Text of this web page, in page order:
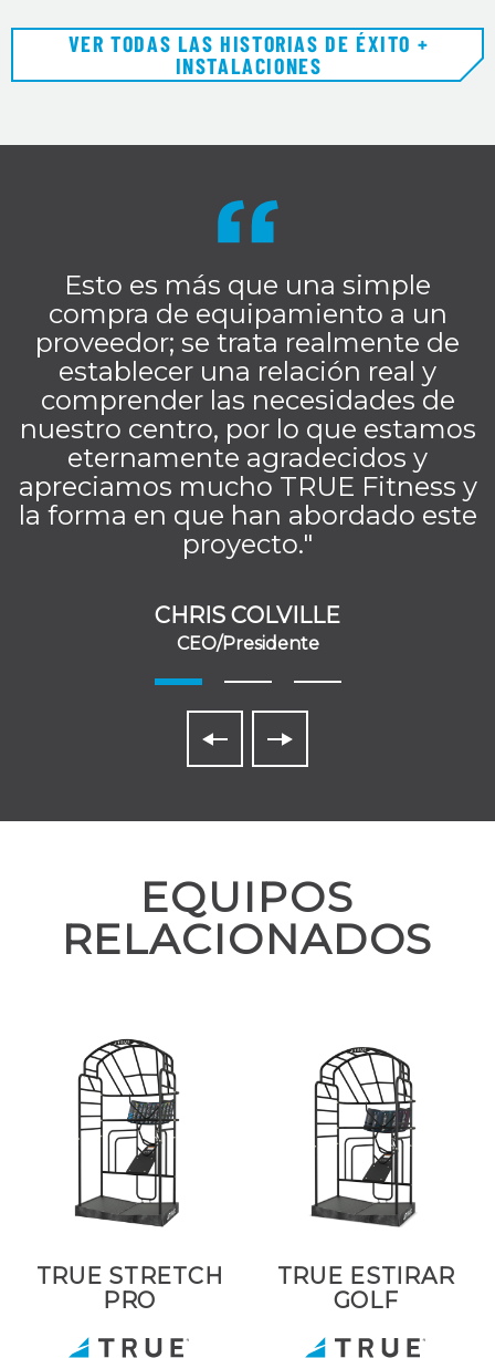
VER TODAS LAS HISTORIAS DE ÉXITO +
INSTALACIONES
Esto es más que una simple
compra de equipamiento a un
proveedor; se trata realmente de
establecer una relación real y
comprender las necesidades de
nuestro centro, por lo que estamos
eternamente agradecidos y
apreciamos mucho TRUE Fitness y
la forma en que han abordado este
proyecto."
CHRIS COLVILLE
CEO/Presidente
EQUIPOS
RELACIONADOS
TRUE STRETCH
PRO
TRUE ESTIRAR
GOLF